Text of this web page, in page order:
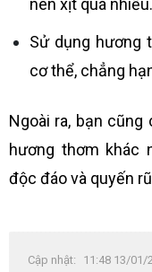
Sử dụng hương
cơ thể, chẳng
Ngoài ra, bạn
hương thơm khác
độc đáo và quyến
Cập nhật: 11:48 13/01/